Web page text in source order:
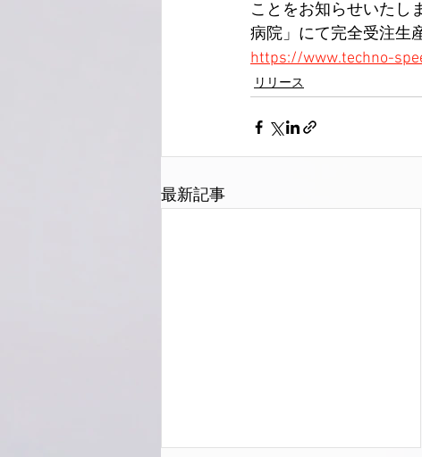
ことをお知らせいたし
病院」にて完全受注生
https://www.techno-
リリース
最新記事